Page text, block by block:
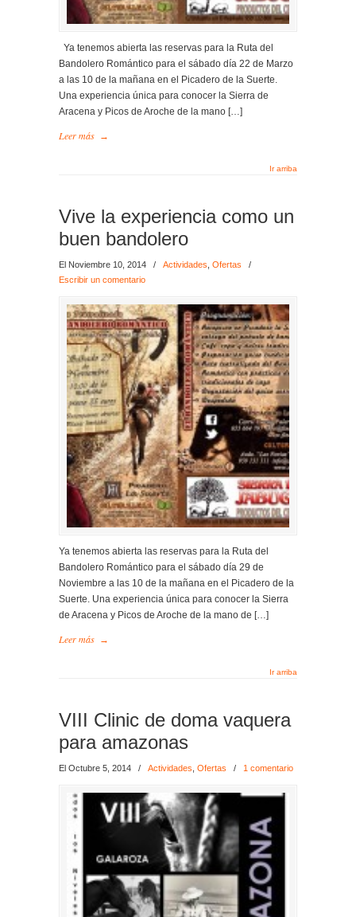
Ya tenemos abierta las reservas para la Ruta del
Bandolero Romántico para el sábado día 22 de Marzo
a las 10 de la mañana en el Picadero de la Suerte.
Una experiencia única para conocer la Sierra de
Aracena y Picos de Aroche de la mano […]
Leer más →
Ir arriba
Vive la experiencia como un
buen bandolero
El Noviembre 10, 2014 / Actividades Ofertas
/
Escribir un comentario
Ya tenemos abierta las reservas para la Ruta del
Bandolero Romántico para el sábado día 29 de
Noviembre a las 10 de la mañana en el Picadero de la
Suerte. Una experiencia única para conocer la Sierra
de Aracena y Picos de Aroche de la mano de […]
Leer más →
Ir arriba
VIII Clinic de doma vaquera
para amazonas
El Octubre 5, 2014 / Actividades Ofertas / 1 comentario